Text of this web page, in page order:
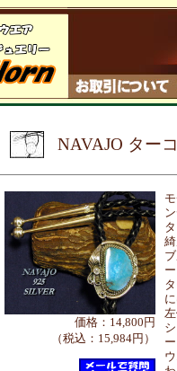
NAVAJO ター
価格：14,800円
（税込：15,984円）